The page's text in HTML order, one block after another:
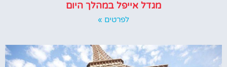
מגדל אייפל במהלך היום
לפרטים »